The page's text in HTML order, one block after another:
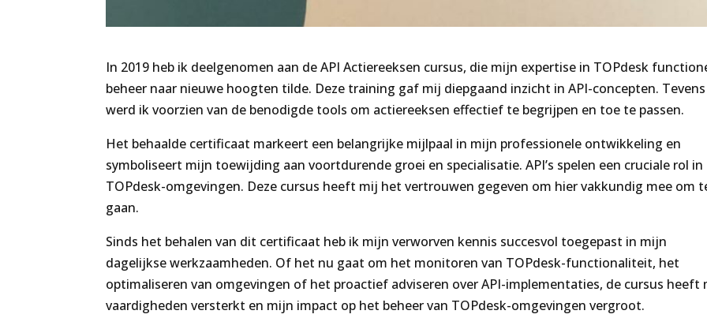
In 2019 heb ik deelgenomen aan de API Actiereeksen cursus, die mijn expertise in TOPdesk
beheer naar nieuwe hoogten tilde. Deze training gaf mij diepgaand inzicht in API-concepten. Tevens
werd ik voorzien van de benodigde tools om actiereeksen effectief te begrijpen en toe te passen.
Het behaalde certificaat markeert een belangrijke mijlpaal in mijn professionele ontwikkeling en
symboliseert mijn toewijding aan voortdurende groei en specialisatie. API’s spelen een cruciale rol in
TOPdesk-omgevingen. Deze cursus heeft mij het vertrouwen gegeven om hier vakkundig mee om
gaan.
Sinds het behalen van dit certificaat heb ik mijn verworven kennis succesvol toegepast in mijn
dagelijkse werkzaamheden. Of het nu gaat om het monitoren van TOPdesk-functionaliteit, het
optimaliseren van omgevingen of het proactief adviseren over API-implementaties, de cursus heeft
vaardigheden versterkt en mijn impact op het beheer van TOPdesk-omgevingen vergroot.